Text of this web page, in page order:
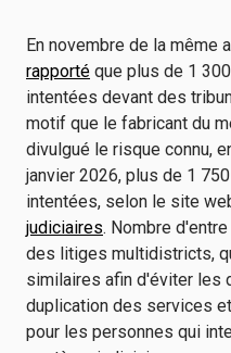
En novembre de la même
rapporté que plus de 1
intentées devant des
motif que le fabricant du
divulgué le risque connu,
janvier 2026, plus de 1
intentées, selon le site
judiciaires. Nombre
des litiges multidistricts,
similaires afin d'éviter les
duplication des services
pour les personnes qui